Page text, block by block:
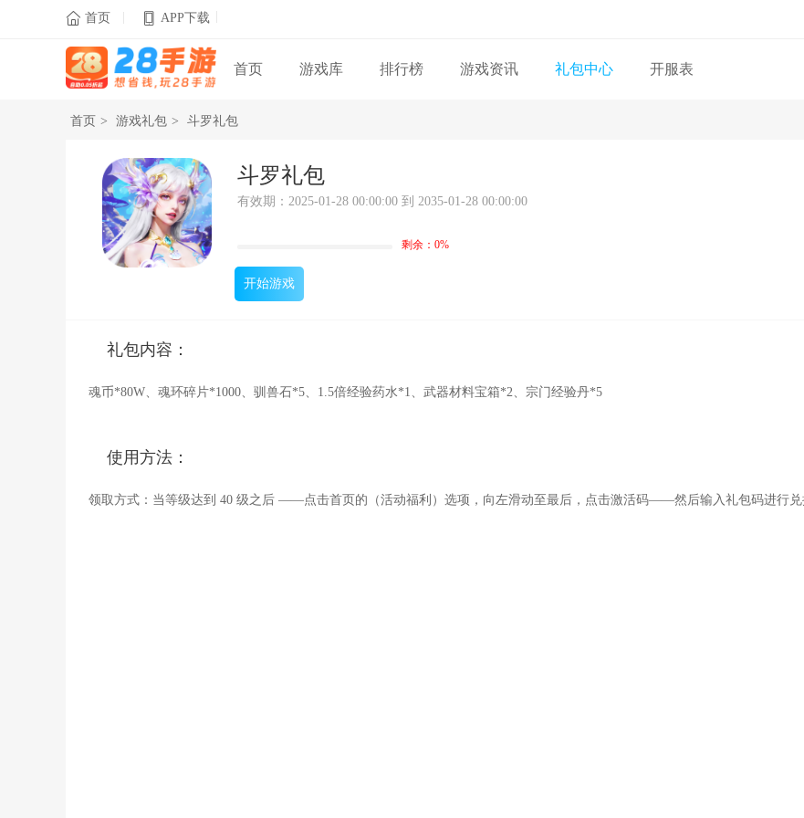
 首页 APP下载
首页 游戏库 排行榜 游戏资讯 礼包中心 开服表
首页 > 游戏礼包 > 斗罗礼包
斗罗礼包
有效期：2025-01-28 00:00:00 到 2035-01-28 00:00:00
剩余：0%
开始游戏
礼包内容：
魂币*80W、魂环碎片*1000、驯兽石*5、1.5倍经验药水*1、武器材料宝箱*2、宗门经验丹*5
使用方法：
领取方式：当等级达到 40 级之后 ——点击首页的（活动福利）选项，向左滑动至最后，点击激活码——然后输入礼包码进行兑